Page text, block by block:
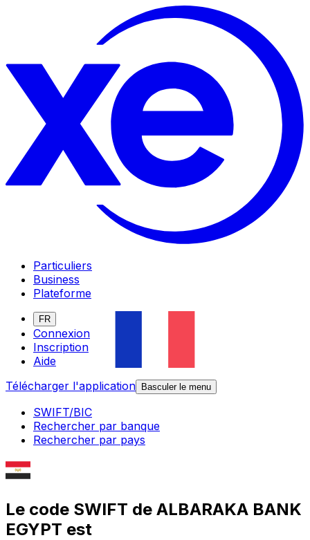
Particuliers
Business
Plateforme
FR
Connexion
Inscription
Aide
Télécharger l'application
Basculer le menu
SWIFT/BIC
Rechercher par banque
Rechercher par pays
Le code SWIFT de ALBARAKA BANK
EGYPT est